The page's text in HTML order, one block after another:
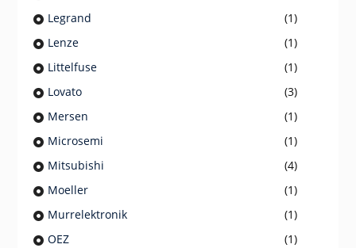
Legrand
(1)
Lenze
(1)
Littelfuse
(1)
Lovato
(3)
Mersen
(1)
Microsemi
(1)
Mitsubishi
(4)
Moeller
(1)
Murrelektronik
(1)
OEZ
(1)